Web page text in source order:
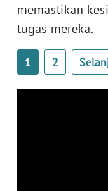
memastikan
tugas mereka.
1 2
WN
WN